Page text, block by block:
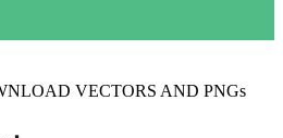
VECTORS AND PNGs